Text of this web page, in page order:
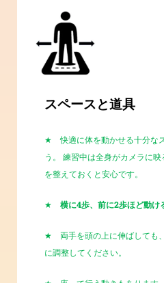
スペースと道具
★ 快適に体を動かせる十分な
う。 練習中は全身がカメラに
を整えておくと安心です。
★ 横に4歩、前に2歩ほど動け
★ 両手を頭の上に伸ばしても
に調整してください。